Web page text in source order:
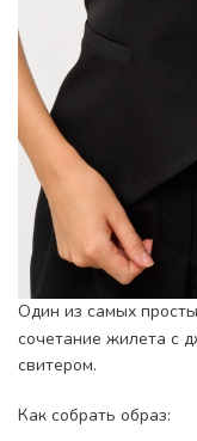
Один из самых
сочетание жилета с
свитером.
Как собрать образ: